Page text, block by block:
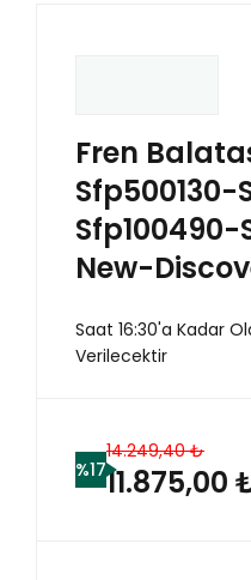
Fren
New-
Saat 16:30'a Kadar
Verilecektir
%17
14.249,40 ₺
11.875,00